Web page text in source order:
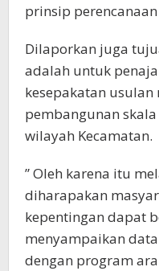
prinsip
Dilaporkan juga
adalah untuk
kesepakatan usulan
pembangunan
wilayah Kecamatan.
” Oleh karena itu
diharapakan
kepentingan dapat
menyampaikan
dengan program